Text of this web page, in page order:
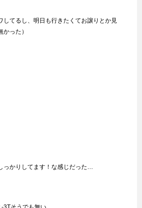
してるし、明日も行きたくてお譲りとか見
った）
かりしてます！な感じだった…